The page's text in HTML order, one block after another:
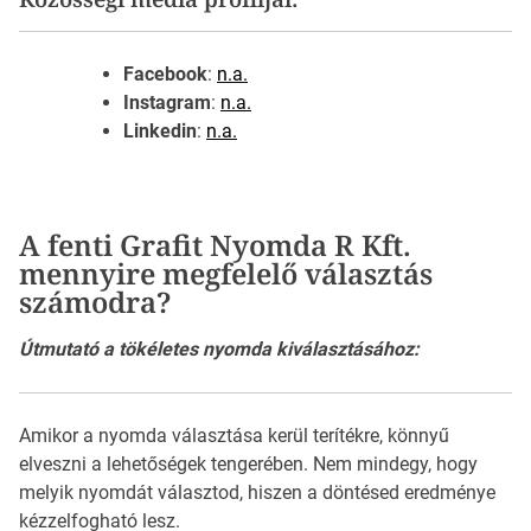
Facebook: n.a.
Instagram: n.a.
Linkedin: n.a.
A fenti Grafit Nyomda R Kft.
mennyire megfelelő választás
számodra?
Útmutató a tökéletes nyomda kiválasztásához:
Amikor a nyomda választása kerül terítékre, könnyű
elveszni a lehetőségek tengerében. Nem mindegy, hogy
melyik nyomdát választod, hiszen a döntésed eredménye
kézzelfogható lesz.